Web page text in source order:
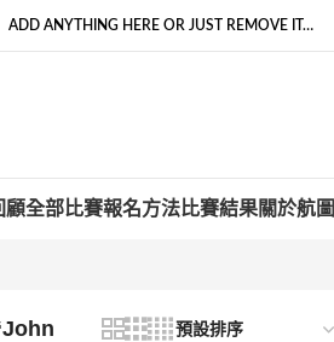
ADD ANYTHING HERE OR JUST REMOVE IT…
顧全部比賽報名方法 比賽結果關於航圖